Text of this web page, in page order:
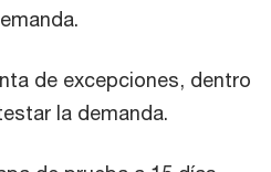
de excepciones, dentro
la demanda.